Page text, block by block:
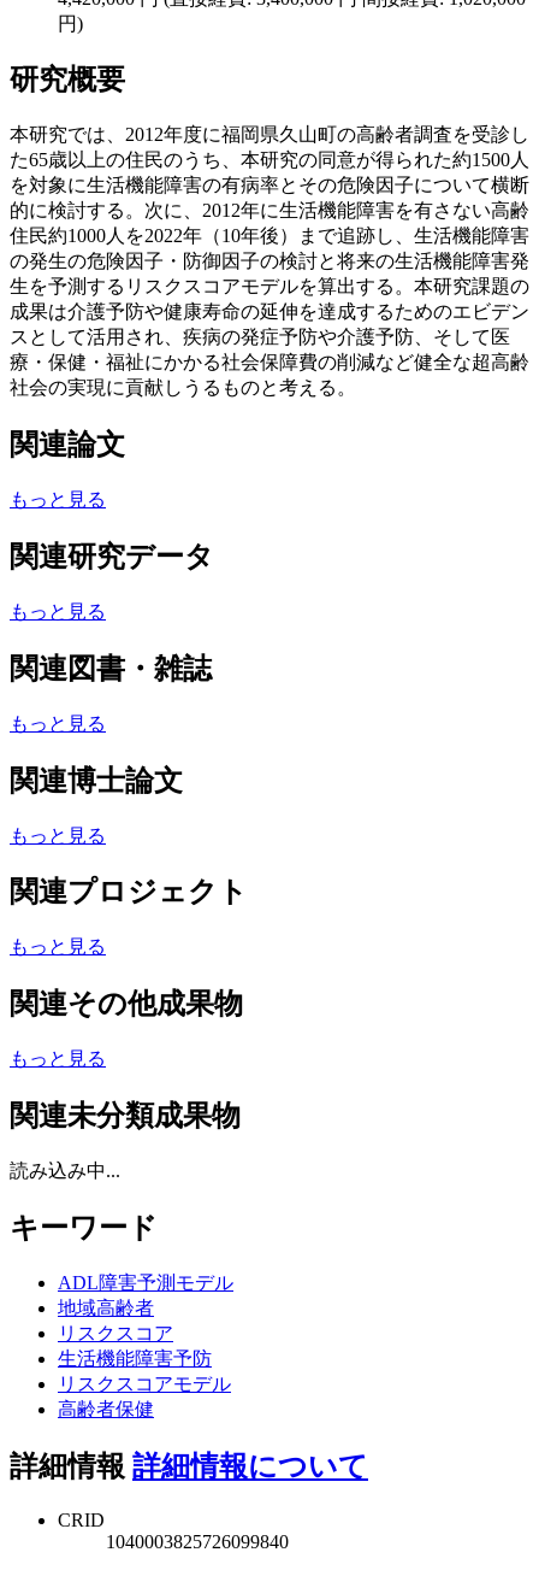
円)
研究概要
本研究では、2012年度に福岡県久山町の高齢者調査を受診し
た65歳以上の住民のうち、本研究の同意が得られた約1500人
を対象に生活機能障害の有病率とその危険因子について横断
的に検討する。次に、2012年に生活機能障害を有さない高齢
住民約1000人を2022年（10年後）まで追跡し、生活機能障害
の発生の危険因子・防御因子の検討と将来の生活機能障害発
生を予測するリスクスコアモデルを算出する。本研究課題の
成果は介護予防や健康寿命の延伸を達成するためのエビデン
スとして活用され、疾病の発症予防や介護予防、そして医
療・保健・福祉にかかる社会保障費の削減など健全な超高齢
社会の実現に貢献しうるものと考える。
関連論文
もっと見る
関連研究データ
もっと見る
関連図書・雑誌
もっと見る
関連博士論文
もっと見る
関連プロジェクト
もっと見る
関連その他成果物
もっと見る
関連未分類成果物
読み込み中...
キーワード
ADL障害予測モデル
地域高齢者
リスクスコア
生活機能障害予防
リスクスコアモデル
高齢者保健
詳細情報 詳細情報について
CRID
1040003825726099840